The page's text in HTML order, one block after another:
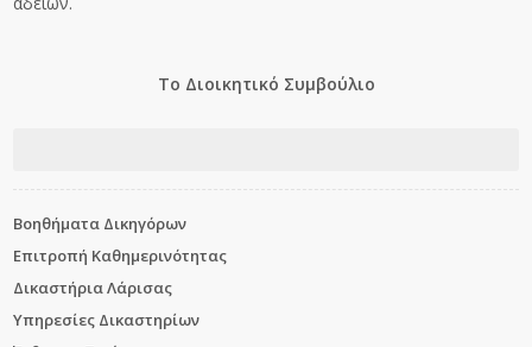
Το Διοικητικό Συμβούλιο
Βοηθήματα Δικηγόρων
Επιτροπή Καθημερινότητας
Δικαστήρια Λάρισας
Υπηρεσίες Δικαστηρίων